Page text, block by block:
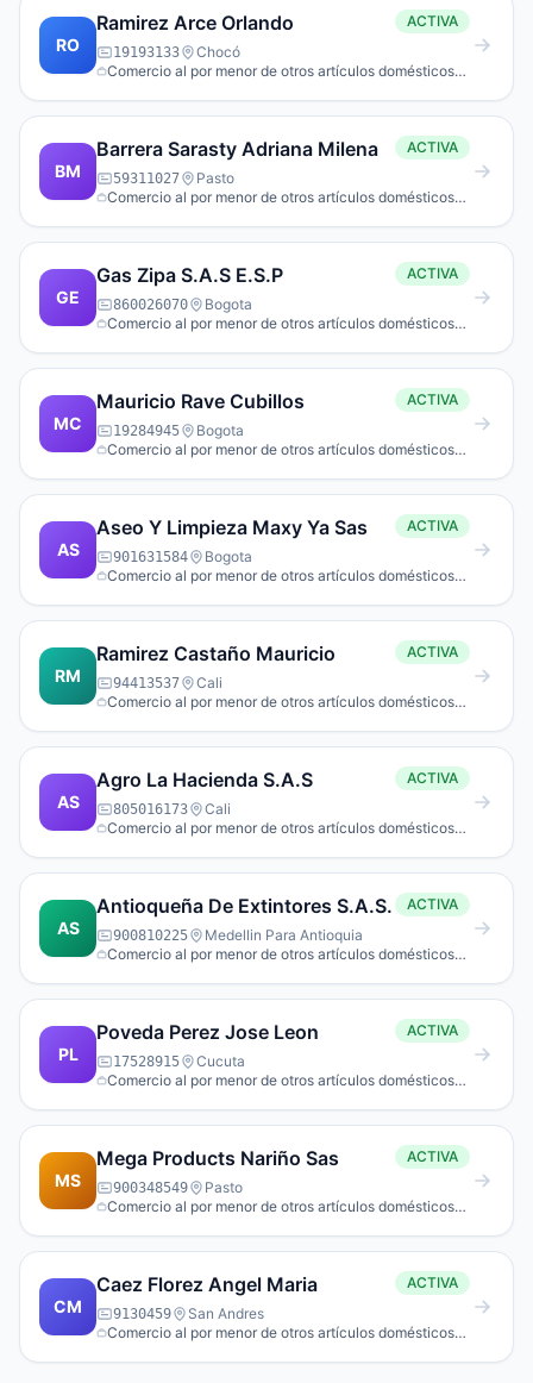
RO
Ramirez Arce Orlando ACTIVA
19193133
Chocó
Comercio al por menor de otros artículos domésticos
BM
Barrera Sarasty Adriana Milena ACTIVA
59311027
Pasto
Comercio al por menor de otros artículos domésticos
GE
Gas Zipa S.A.S E.S.P ACTIVA
860026070
Bogota
Comercio al por menor de otros artículos domésticos
MC
Mauricio Rave Cubillos ACTIVA
19284945
Bogota
Comercio al por menor de otros artículos domésticos
AS
Aseo Y Limpieza Maxy Ya Sas ACTIVA
901631584
Bogota
Comercio al por menor de otros artículos domésticos
RM
Ramirez Castaño Mauricio ACTIVA
94413537
Cali
Comercio al por menor de otros artículos domésticos
AS
Agro La Hacienda S.A.S ACTIVA
805016173
Cali
Comercio al por menor de otros artículos domésticos
AS
Antioqueña De Extintores S.A.S. ACTIVA
900810225
Medellin Para Antioquia
Comercio al por menor de otros artículos domésticos
PL
Poveda Perez Jose Leon ACTIVA
17528915
Cucuta
Comercio al por menor de otros artículos domésticos
MS
Mega Products Nariño Sas ACTIVA
900348549
Pasto
Comercio al por menor de otros artículos domésticos
CM
Caez Florez Angel Maria ACTIVA
9130459
San Andres
Comercio al por menor de otros artículos domésticos